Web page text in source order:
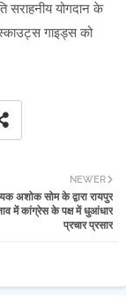
सराहनीय योगदान के
गाइड्स को
NEWER
अशोक सोम के द्वारा रायपुर
में कांग्रेस के पक्ष में धुआंधार
प्रचार प्रसार